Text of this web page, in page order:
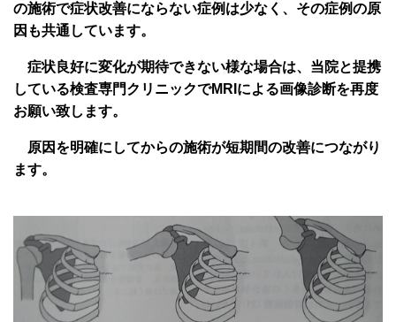
の施術で症状改善にならない症例は少なく、その症例の原
因も共通しています。
症状良好に変化が期待できない様な場合は、当院と提携
している検査専門クリニックでMRIによる画像診断を再度
お願い致します。
原因を明確にしてからの施術が短期間の改善につながり
ます。